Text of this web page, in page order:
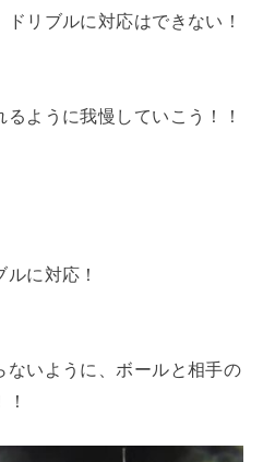
リブルに対応はできない！
ように我慢していこう！！
に対応！
ないように、ボールと相手の